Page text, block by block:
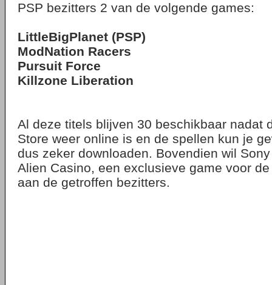
PSP bezitters 2 van de volgende games:
LittleBigPlanet (PSP)
ModNation Racers
Pursuit Force
Killzone Liberation
Al deze titels blijven 30 beschikbaar nadat
Store weer online is en de spellen kun je
dus zeker downloaden. Bovendien wil
Alien Casino, een exclusieve game voor
aan de getroffen bezitters.